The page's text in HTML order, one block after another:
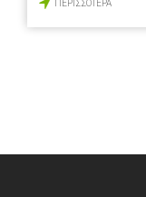
ΠΕΡΙΣΣΟΤΕΡΑ